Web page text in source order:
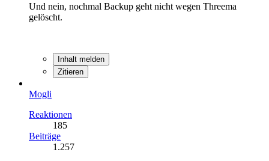
Und nein, nochmal Backup geht nicht wegen Threema
gelöscht.
Inhalt melden
Zitieren
Mogli
Reaktionen
185
Beiträge
1.257